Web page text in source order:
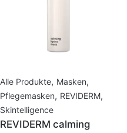
Alle Produkte, Masken,
Pflegemasken, REVIDERM,
Skintelligence
REVIDERM calming